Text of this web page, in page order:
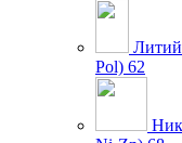
Pol) 62